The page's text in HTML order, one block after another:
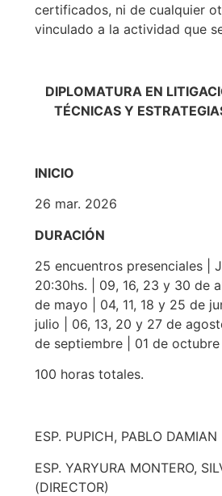
certificados, ni de cualquier
vinculado a la actividad que
DIPLOMATURA EN
TÉCNICAS Y
INICIO
26 mar. 2026
DURACIÓN
25 encuentros presenciales |
20:30hs. | 09, 16, 23 y 30 de
de mayo | 04, 11, 18 y 25 de
julio | 06, 13, 20 y 27 de
de septiembre | 01 de octubre |
100 horas totales.
ESP. PUPICH, PABLO DAMIAN
ESP. YARYURA MONTERO,
(DIRECTOR)